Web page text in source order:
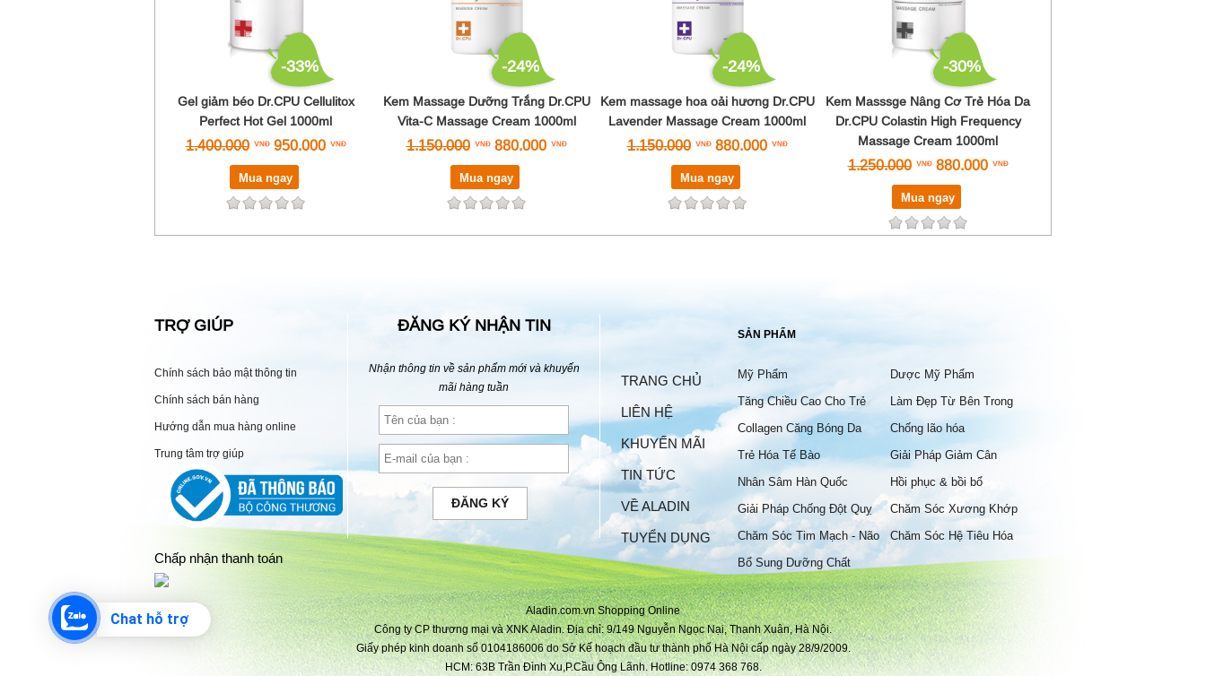
-33%
Gel giảm béo Dr.CPU Cellulitox
Perfect Hot Gel 1000ml
1.400.000 950.000
Mua ngay
-24%
Kem Massage Dưỡng Trắng Dr.CPU
Vita-C Massage Cream 1000ml
1.150.000 880.000
Mua ngay
-24%
Kem massage hoa oải hương Dr.CPU
Lavender Massage Cream 1000ml
1.150.000 880.000
Mua ngay
-30%
Kem Masssge Nâng Cơ Trẻ Hóa Da
Dr.CPU Colastin High Frequency
Massage Cream 1000ml
1.250.000 880.000
Mua ngay
TRỢ GIÚP
Chính sách bảo mật thông tin
Chính sách bán hàng
Hướng dẫn mua hàng online
Trung tâm trợ giúp
ĐĂNG KÝ NHẬN TIN
Nhận thông tin về sản phẩm mới và khuyến
mãi hàng tuần
ĐĂNG KÝ
TRANG CHỦ
LIÊN HỆ
KHUYẾN MÃI
TIN TỨC
VỀ ALADIN
TUYỂN DỤNG
SẢN PHẨM
Mỹ Phẩm
Dược Mỹ Phẩm
Tăng Chiều Cao Cho Trẻ
Làm Đẹp Từ Bên Trong
Collagen Căng Bóng Da
Chống lão hóa
Trẻ Hóa Tế Bào
Giải Pháp Giảm Cân
Nhân Sâm Hàn Quốc
Hồi phục & bồi bổ
Giải Pháp Chống Đột Quỵ
Chăm Sóc Xương Khớp
Chăm Sóc Tim Mạch - Não
Bộ
Chăm Sóc Hệ Tiêu Hóa
Bổ Sung Dưỡng Chất
Chấp nhận thanh toán
Aladin.com.vn Shopping Online
Công ty CP thương mại và XNK Aladin. Địa chỉ: 9/149 Nguyễn Ngọc Nại, Thanh Xuân, Hà Nội.
Giấy phép kinh doanh số 0104186006 do Sở Kế hoạch đầu tư thành phố Hà Nội cấp ngày 28/9/2009.
HCM: 63B Trần Đình Xu,P.Cầu Ông Lãnh. Hotline: 0974 368 768.
Chat hỗ trợ